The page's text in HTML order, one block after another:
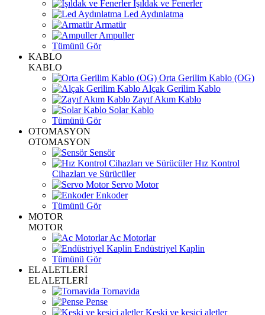
Işıldak ve Fenerler
Led Aydınlatma
Armatür
Ampuller
Tümünü Gör
KABLO
KABLO
Orta Gerilim Kablo (OG)
Alçak Gerilim Kablo
Zayıf Akım Kablo
Solar Kablo
Tümünü Gör
OTOMASYON
OTOMASYON
Sensör
Hız Kontrol
Cihazları ve Sürücüler
Servo Motor
Enkoder
Tümünü Gör
MOTOR
MOTOR
Ac Motorlar
Endüstriyel Kaplin
Tümünü Gör
EL ALETLERİ
EL ALETLERİ
Tornavida
Pense
Keski ve kesici aletler